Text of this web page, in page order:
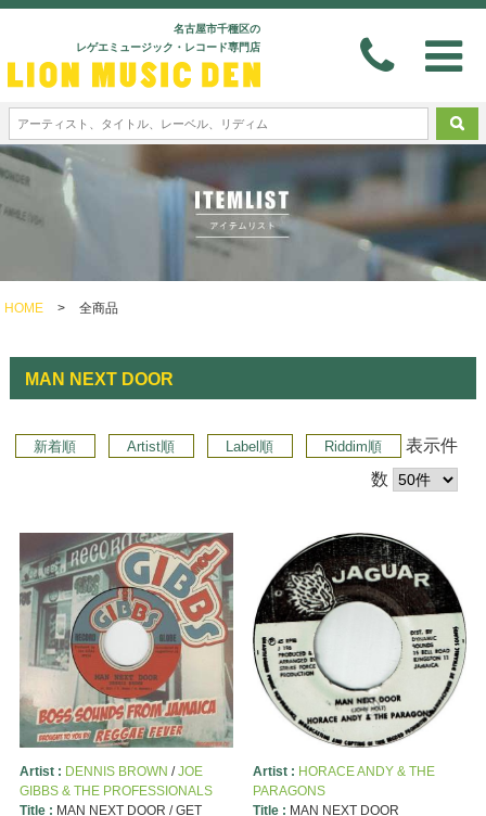
名古屋市千種区の
レゲエミュージック・レコード専門店
HOME > 全商品
MAN NEXT DOOR
新着順 Artist順 Label順 Riddim順
表示件
数
Artist : DENNIS BROWN /JOE
GIBBS & THE PROFESSIONALS
Title : MAN NEXT DOOR / GET
Artist : HORACE ANDY & THE
PARAGONS
Title : MAN NEXT DOOR